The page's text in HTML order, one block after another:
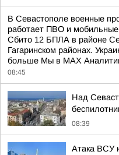
В Севастополе военные
работает ПВО и мобильные
Сбито 12 БПЛА в районе
Гагаринском районах.
больше Мы в MAX
08:45
Над
08:39
Атака ВСУ